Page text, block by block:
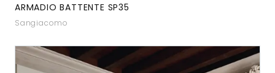
ARMADIO BATTENTE SP35
Sangiacomo